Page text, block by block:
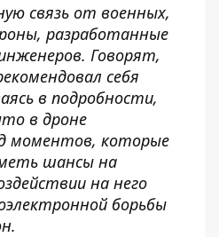
связь от военных,
разработанные
Говорят,
себя
в подробности,
в дроне
моментов, которые
шансы на
на него
борьбы